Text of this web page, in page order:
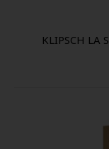
KLIPSCH LA